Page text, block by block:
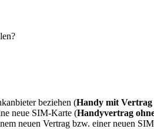
beziehen (Handy mit Vertrag
neue SIM-Karte (Handyvertrag
neuen Vertrag bzw. einer neuen